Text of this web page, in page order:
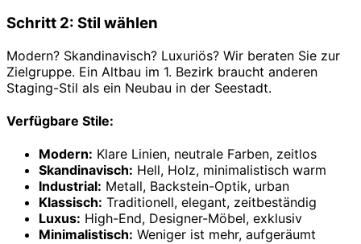
Schritt 2: Stil wählen
Modern? Skandinavisch? Luxuriös? Wir beraten Sie zur
Zielgruppe. Ein Altbau im 1. Bezirk braucht anderen
Staging-Stil als ein Neubau in der Seestadt.
Verfügbare Stile:
Modern: Klare Linien, neutrale Farben, zeitlos
Skandinavisch: Hell, Holz, minimalistisch warm
Industrial: Metall, Backstein-Optik, urban
Klassisch: Traditionell, elegant, zeitbeständig
Luxus: High-End, Designer-Möbel, exklusiv
Minimalistisch: Weniger ist mehr, aufgeräumt